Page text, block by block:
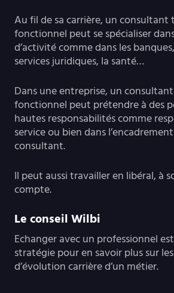
Au fil de sa carrière, un consultant
fonctionnel peut se spécialiser
d’activité comme dans les
services juridiques, la santé…
Dans une entreprise, un
fonctionnel peut prétendre à des
hautes responsabilités comme
service ou bien dans
consultant.
Il peut aussi travailler en libéral, à
compte.
Le conseil Wilbi
Echanger avec un professionnel
stratégie pour en savoir plus sur
d’évolution carrière d’un métier.